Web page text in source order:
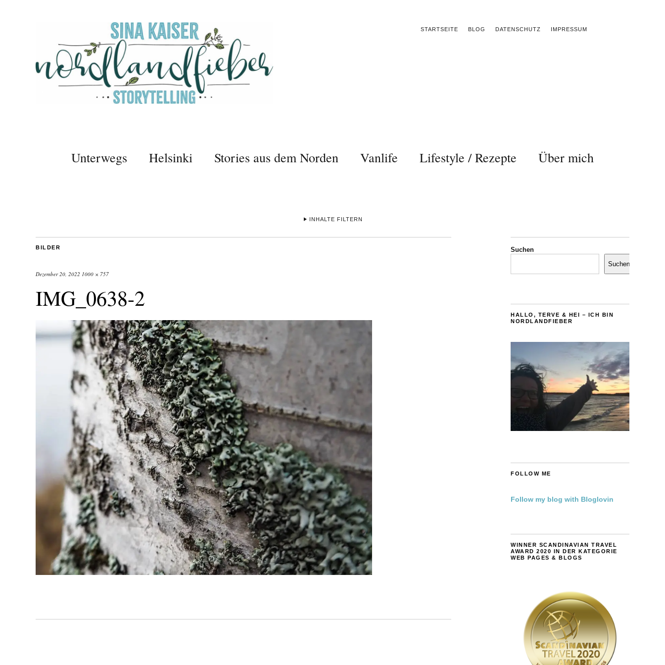
STARTSEITE BLOG DATENSCHUTZ IMPRESSUM
Unterwegs Helsinki Stories aus dem Norden Vanlife Lifestyle / Rezepte Über mich
INHALTE FILTERN
BILDER
Dezember 20, 2022 1000 × 757
IMG_0638-2
Suchen
Suchen
HALLO, TERVE & HEI – ICH BIN
NORDLANDFIEBER
FOLLOW ME
Follow my blog with Bloglovin
WINNER SCANDINAVIAN TRAVEL
AWARD 2020 IN DER KATEGORIE
WEB PAGES & BLOGS